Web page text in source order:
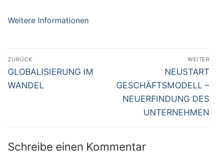
Weitere Informationen
Beitragsnavigation
ZURÜCK
Vorheriger
Beitrag:
GLOBALISIERUNG IM
WANDEL
WEITER
Nächster
Beitrag:
NEUSTART
GESCHÄFTSMODELL –
NEUERFINDUNG DES
UNTERNEHMEN
Schreibe einen Kommentar